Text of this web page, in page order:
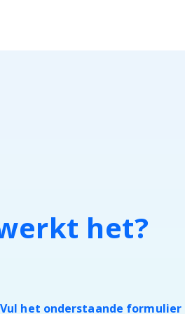
het?
Vul het onderstaande formulier